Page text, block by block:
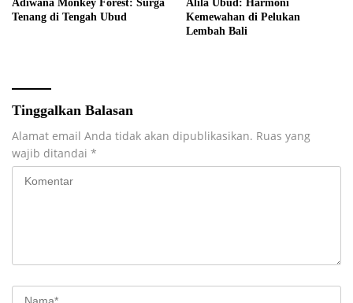
Adiwana Monkey Forest: Surga
Tenang di Tengah Ubud
Alila Ubud: Harmoni
Kemewahan di Pelukan
Lembah Bali
Tinggalkan Balasan
Alamat email Anda tidak akan dipublikasikan. Ruas yang
wajib ditandai *